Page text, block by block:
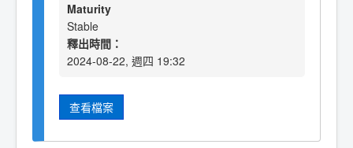
Maturity
Stable
釋出時間：
2024-08-22, 週四 19:32
查看檔案